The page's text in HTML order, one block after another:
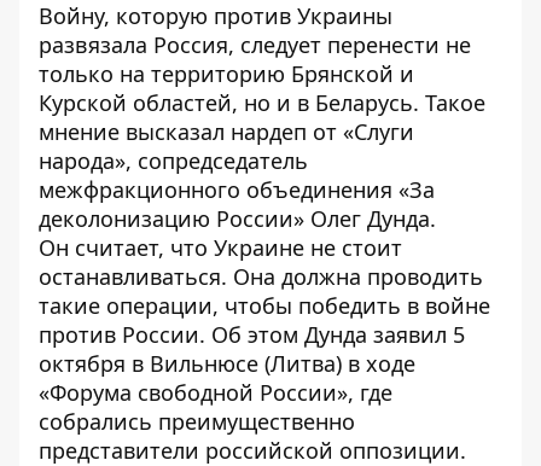
Войну, которую против Украины
развязала Россия, следует перенести не
только на территорию Брянской и
Курской областей, но и в Беларусь. Такое
мнение высказал нардеп от «Слуги
народа», сопредседатель
межфракционного объединения «За
деколонизацию России» Олег Дунда.
Он считает, что Украине не стоит
останавливаться. Она должна проводить
такие операции, чтобы победить в войне
против России. Об этом Дунда заявил 5
октября в Вильнюсе (Литва) в ходе
«Форума свободной России», где
собрались преимущественно
представители российской оппозиции.